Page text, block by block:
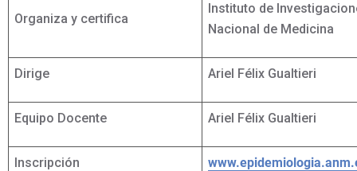
Organiza y certifica
Instituto de
Nacional de Medicina
Dirige Ariel Félix Gualtieri
Equipo Docente Ariel Félix Gualtieri
Inscripción